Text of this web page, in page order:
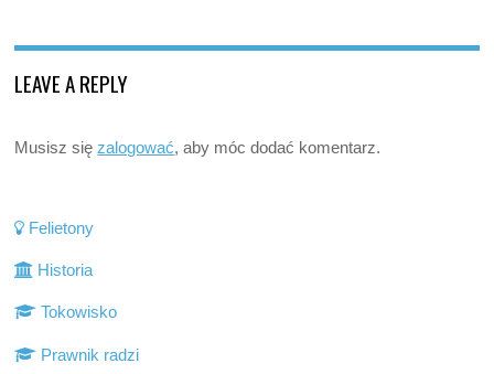
LEAVE A REPLY
Musisz sięzalogować, aby móc dodać komentarz.
Felietony
Historia
Tokowisko
Prawnik radzi